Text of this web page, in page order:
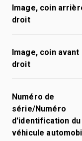
Image, coin
droit
Image, coin avant
droit
Numéro de
série/Numéro
d'identification du
véhicule